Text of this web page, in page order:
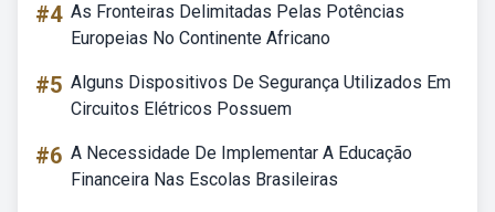
#4 As Fronteiras Delimitadas Pelas Potências
Europeias No Continente Africano
#5 Alguns Dispositivos De Segurança Utilizados Em
Circuitos Elétricos Possuem
#6 A Necessidade De Implementar A Educação
Financeira Nas Escolas Brasileiras